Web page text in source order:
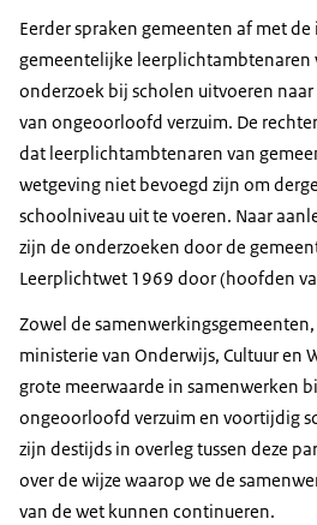
Eerder spraken gemeenten af met
gemeentelijke leerplichtambtenaren
onderzoek bij scholen uitvoeren
van ongeoorloofd verzuim. De
dat leerplichtambtenaren van
wetgeving niet bevoegd zijn om
schoolniveau uit te voeren. Naar
zijn de onderzoeken door de
Leerplichtwet 1969 door (hoofden
Zowel de
ministerie van Onderwijs, Cultuur en
grote meerwaarde in samenwerken
ongeoorloofd verzuim en voortijdig
zijn destijds in overleg tussen deze
over de wijze waarop we de
van de wet kunnen continueren.